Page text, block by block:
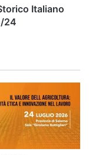
Italiano
24